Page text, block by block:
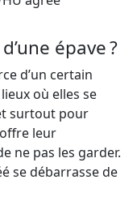
épave ?
d’un certain
où elles se
surtout pour
leur
ne pas les garder.
se débarrasse de